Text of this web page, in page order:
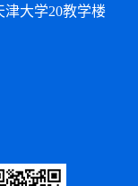
津大学20教学楼